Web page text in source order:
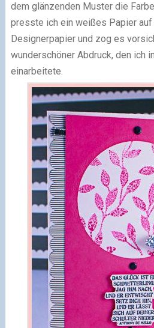
dem glänzenden Muster die
presste ich ein weißes Papier
Designerpapier und zog es
wunderschöner Abdruck, den ich
einarbeitete.